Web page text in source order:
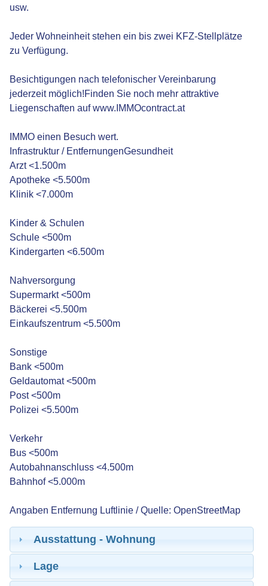
usw.
Jeder Wohneinheit stehen ein bis zwei KFZ-Stellplätze
zu Verfügung.
Besichtigungen nach telefonischer Vereinbarung
jederzeit möglich!Finden Sie noch mehr attraktive
Liegenschaften auf www.IMMOcontract.at
IMMO einen Besuch wert.
Infrastruktur / EntfernungenGesundheit
Arzt <1.500m
Apotheke <5.500m
Klinik <7.000m
Kinder & Schulen
Schule <500m
Kindergarten <6.500m
Nahversorgung
Supermarkt <500m
Bäckerei <5.500m
Einkaufszentrum <5.500m
Sonstige
Bank <500m
Geldautomat <500m
Post <500m
Polizei <5.500m
Verkehr
Bus <500m
Autobahnanschluss <4.500m
Bahnhof <5.000m
Angaben Entfernung Luftlinie / Quelle: OpenStreetMap
Ausstattung - Wohnung
Lage